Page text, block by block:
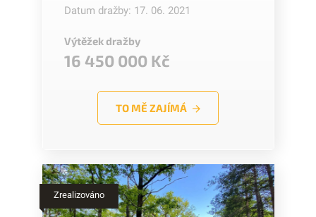
Datum dražby: 17. 06. 2021
Výtěžek dražby
16 450 000 Kč
TO MĚ ZAJÍMÁ
Zrealizováno